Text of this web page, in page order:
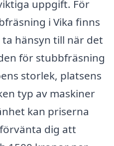
uppgift. För
i Vika finns
hänsyn till när det
för stubbfräsning
storlek, platsens
typ av maskiner
kan priserna
dig att